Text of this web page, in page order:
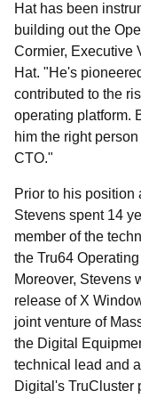
Hat has been
building out the
Cormier, Executive
Hat. "He's
contributed to the
operating platform.
him the right
CTO."
Prior to his position
Stevens spent 14
member of the
the Tru64
Moreover, Stevens
release of X
joint venture of
the Digital
technical lead and
Digital's TruCluster